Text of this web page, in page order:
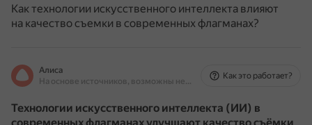
Как технологии искусственного интеллекта влияют
на качество съемки в современных флагманах?
Алиса
На основе источников, возможны неточности
Как это работает?
Технологии искусственного интеллекта (ИИ) в